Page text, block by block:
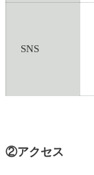
SNS
②アクセス